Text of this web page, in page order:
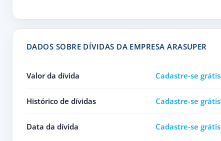
DADOS SOBRE DÍVIDAS DA EMPRESA ARASUPER
Valor da dívida Cadastre-se grátis
Histórico de dívidas Cadastre-se grátis
Data da dívida Cadastre-se grátis